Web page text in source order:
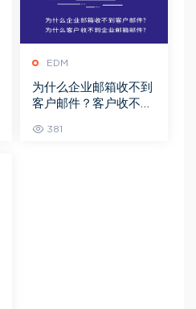
EDM
为什么企业邮箱收不到
客户邮件？客户收不到
381